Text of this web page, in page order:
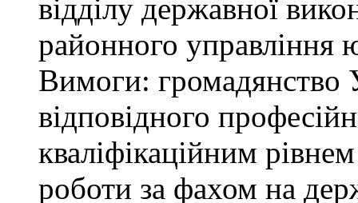
відділу державної
районного управління
Вимоги: громадянство
відповідного
кваліфікаційним
роботи за фахом на